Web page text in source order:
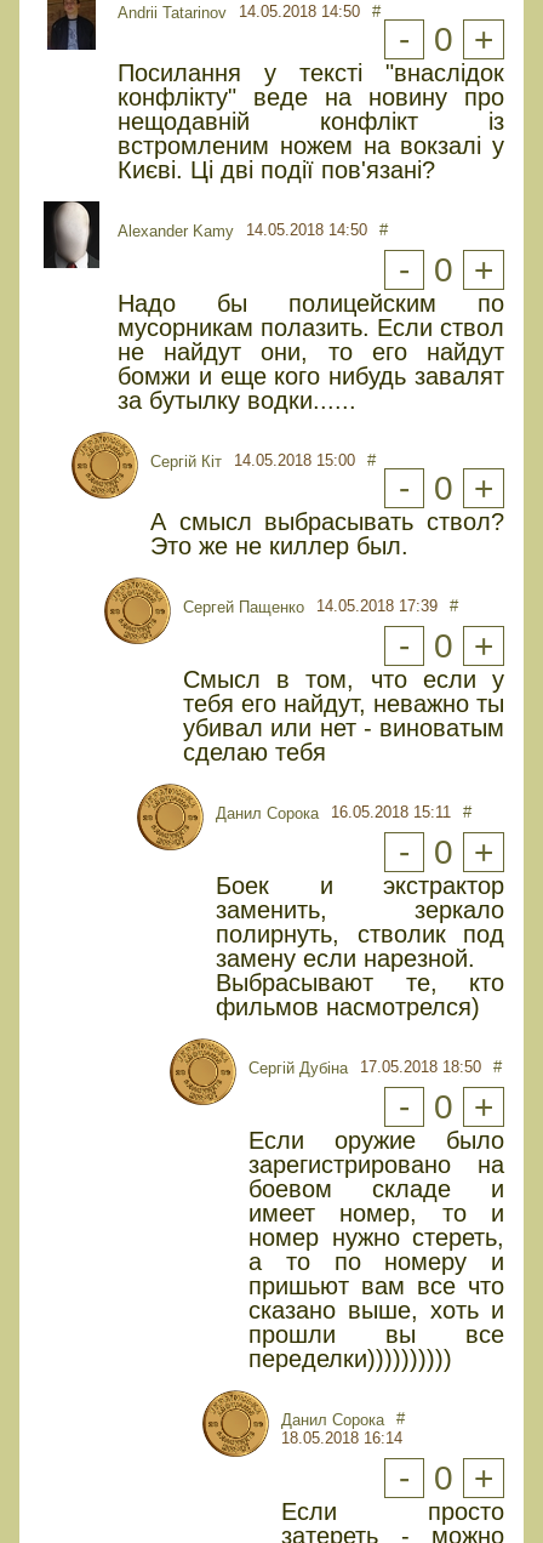
Andrii Tatarinov 14.05.2018 14:50 #
- 0 +
Посилання у тексті "внаслідок
конфлікту" веде на новину про
нещодавній конфлікт із
встромленим ножем на вокзалі у
Києві. Ці дві події пов'язані?
Alexander Kamy 14.05.2018 14:50 #
- 0 +
Надо бы полицейским по
мусорникам полазить. Если ствол
не найдут они, то его найдут
бомжи и еще кого нибудь завалят
за бутылку водки......
Сергій Кіт 14.05.2018 15:00 #
- 0 +
А смысл выбрасывать ствол?
Это же не киллер был.
Сергей Пащенко 14.05.2018 17:39 #
- 0 +
Смысл в том, что если у
тебя его найдут, неважно ты
убивал или нет - виноватым
сделаю тебя
Данил Сорока 16.05.2018 15:11 #
- 0 +
Боек и экстрактор
заменить, зеркало
полирнуть, стволик под
замену если нарезной.
Выбрасывают те, кто
фильмов насмотрелся)
Сергій Дубіна 17.05.2018 18:50 #
- 0 +
Если оружие было
зарегистрировано на
боевом складе и
имеет номер, то и
номер нужно стереть,
а то по номеру и
пришьют вам все что
сказано выше, хоть и
прошли вы все
переделки))))))))))
Данил Сорока
18.05.2018 16:14
#
- 0 +
Если просто
затереть - можно